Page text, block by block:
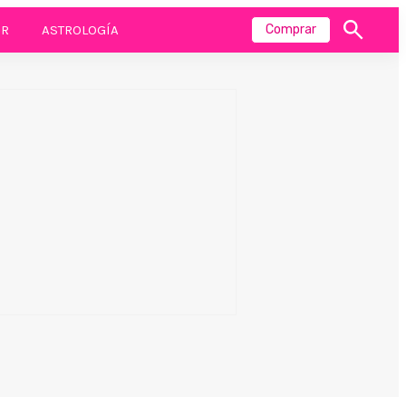
ASTROLOGÍA Comprar
Mostrar